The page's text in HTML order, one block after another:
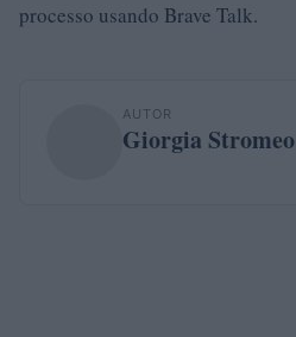
processo usando Brave Talk.
AUTOR
Giorgia Stromeo